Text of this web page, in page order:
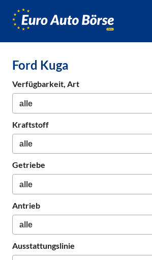
Börse,
Neuwagen
Ford Kuga
Verfügbarkeit, Art
Kraftstoff
Getriebe
Antrieb
Ausstattungslinie